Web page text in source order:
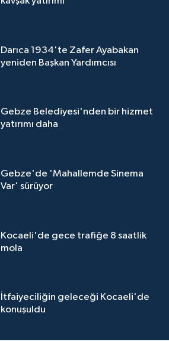
Darıca 1934'te Zafer Ayabakan
yeniden Başkan Yardımcısı
Gebze Belediyesi'nden bir hizmet
yatırımı daha
Gebze'de 'Mahallemde Sinema
Var' sürüyor
Kocaeli'de gece trafiğe 8 saatlik
mola
İtfaiyeciliğin geleceği Kocaeli'de
konuşuldu